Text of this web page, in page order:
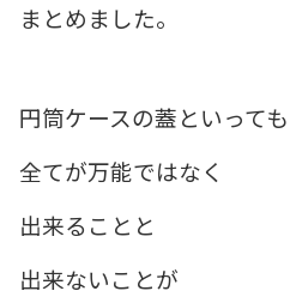
まとめました。
円筒ケースの蓋といっても
全てが万能ではなく
出来ることと
出来ないことが